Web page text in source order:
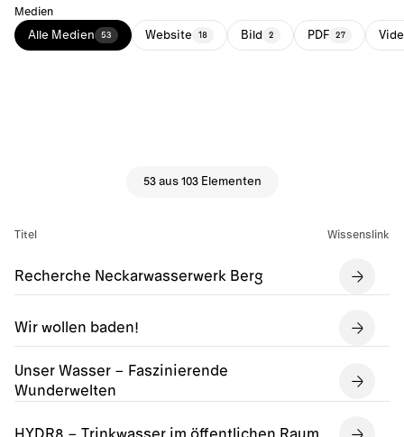
Medien
Alle Medien 53 Website 18 Bild 2 PDF 27
53 aus 103 Elementen
Titel Wissenslink
Recherche Neckarwasserwerk Berg
Wir wollen baden!
Unser Wasser – Faszinierende
Wunderwelten